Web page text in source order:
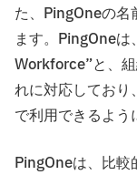
た、PingOneの名
ます。PingOne
Workforce”と、
れに対応しており
で利用できるよう
PingOneは、比較